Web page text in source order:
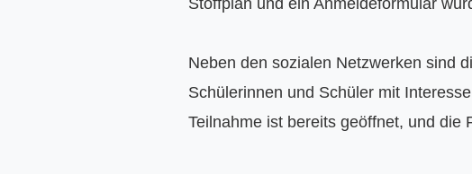
Neben den sozialen Netzwerken sind
Schülerinnen und Schüler mit
Teilnahme ist bereits geöffnet, und die